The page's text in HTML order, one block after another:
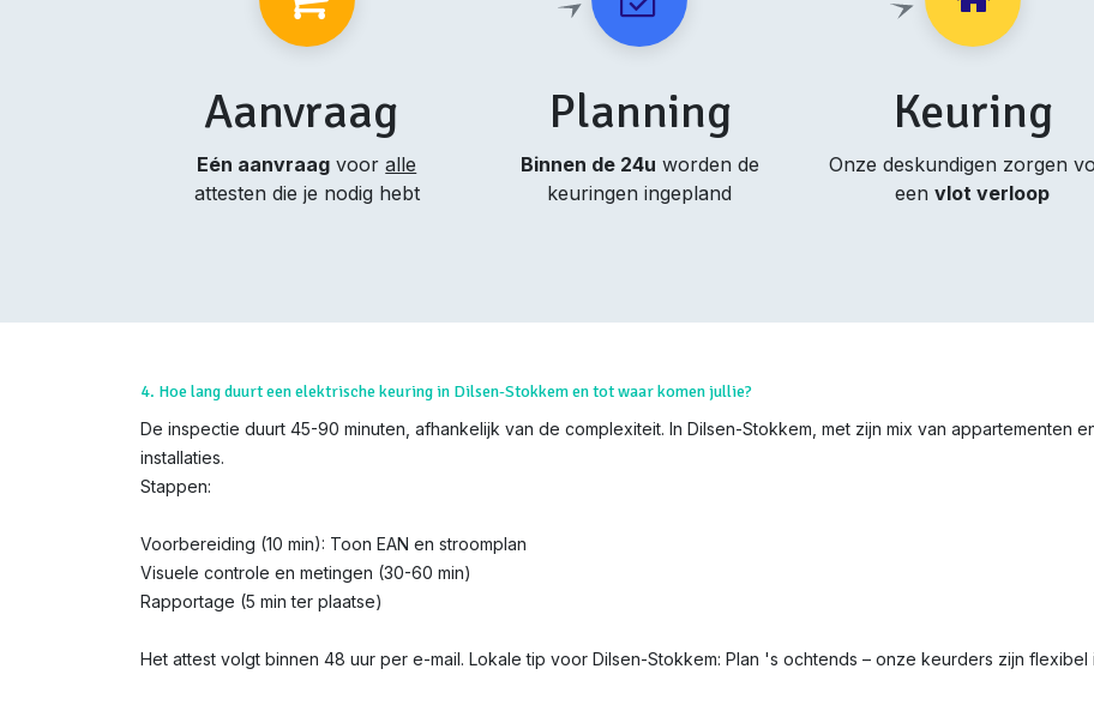
Aanvraag
Eén aanvraag vooralle
attesten die je nodig hebt
Planning
Binnen de 24u worden de
keuringen ingepland
Keuring
Onze deskundigen zorgen
eenvlot verloop
4. Hoe lang duurt een elektrische keuring in Dilsen-Stokkem en tot waar komen jullie?
De inspectie duurt 45-90 minuten, afhankelijk van de complexiteit. In Dilsen-Stokkem, met zijn mix van appartementen
installaties.
Stappen:
Voorbereiding (10 min): Toon EAN en stroomplan
Visuele controle en metingen (30-60 min)
Rapportage (5 min ter plaatse)
Het attest volgt binnen 48 uur per e-mail. Lokale tip voor Dilsen-Stokkem: Plan 's ochtends – onze keurders zijn flexibel